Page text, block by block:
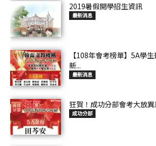
2019暑假開學招生資訊
最新消息
【108年會考榜單】5A學
新...
最新消息
狂賀！成功分部會考大放異
成功分部